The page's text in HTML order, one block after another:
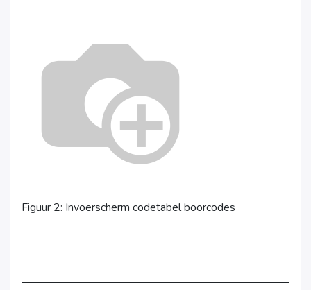
Figuur 2: Invoerscherm codetabel boorcodes